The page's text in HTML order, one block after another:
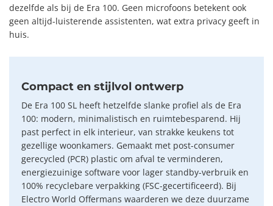
dezelfde als bij de Era 100. Geen microfoons betekent ook
geen altijd-luisterende assistenten, wat extra privacy geeft in
huis.
Compact en stijlvol ontwerp
De Era 100 SL heeft hetzelfde slanke profiel als de Era
100: modern, minimalistisch en ruimtebesparend. Hij
past perfect in elk interieur, van strakke keukens tot
gezellige woonkamers. Gemaakt met post-consumer
gerecycled (PCR) plastic om afval te verminderen,
energiezuinige software voor lager standby-verbruik en
100% recyclebare verpakking (FSC-gecertificeerd). Bij
Electro World Offermans waarderen we deze duurzame